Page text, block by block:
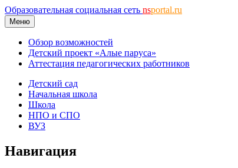
Образовательная социальная сеть nsportal.ru
Меню
Обзор возможностей
Детский проект «Алые паруса»
Аттестация педагогических работников
Детский сад
Начальная школа
Школа
НПО и СПО
ВУЗ
Навигация